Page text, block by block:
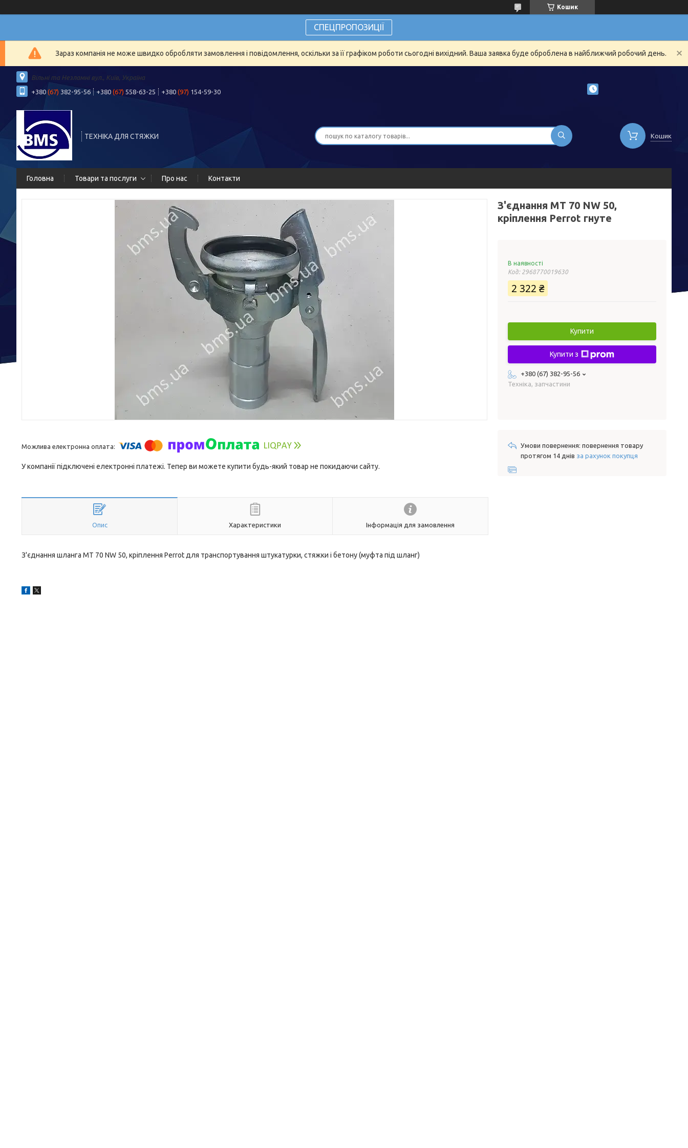
Кошик
СПЕЦПРОПОЗИЦІЇ
Зараз компанія не може швидко обробляти замовлення і повідомлення, оскільки за її графіком роботи сьогодні вихідний. Ваша заявка буде оброблена в найближчий робочий день.
Вільні та Незламні вул., Київ, Україна
+380 (67) 382-95-56 +380 (67) 558-63-25 +380 (97) 154-59-30
ТЕХНІКА ДЛЯ СТЯЖКИ Кошик
Головна Товари та послуги Про нас Контакти
У компанії підключені електронні платежі. Тепер ви можете купити будь-який товар не покидаючи сайту.
Опис Характеристики Інформація для замовлення
З'єднання шланга МТ 70 NW 50, кріплення Perrot для транспортування штукатурки, стяжки і бетону (муфта під шланг)
З'єднання MT 70 NW 50,
кріплення Perrot гнуте
В наявності
Код: 2968770019630
2 322 ₴
Купити
Купити з
+380 (67) 382-95-56
Техніка, запчастини
повернення товару
протягом 14 днів за рахунок покупця